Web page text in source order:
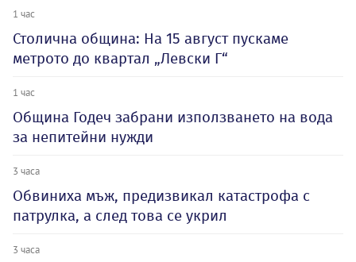
1 час
Столична община: На 15 август пускаме
метрото до квартал „Левски Г“
1 час
Община Годеч забрани използването на вода
за непитейни нужди
3 часа
Обвиниха мъж, предизвикал катастрофа с
патрулка, а след това се укрил
3 часа